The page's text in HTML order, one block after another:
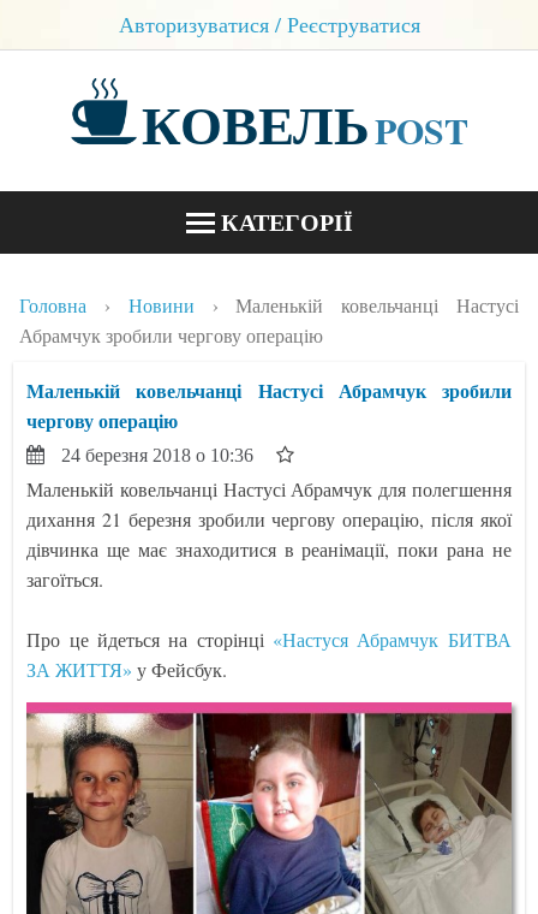
Авторизуватися / Реєструватися
КОВЕЛЬPOST
КАТЕГОРІЇ
БЛОГИ
КОНТАКТИ
Головна Новини
Маленькій ковельчанці Настусі
Абрамчук зробили чергову операцію
Маленькій ковельчанці Настусі Абрамчук зробили
чергову операцію
24 березня 2018 о 10:36
Маленькій ковельчанці Настусі Абрамчук для полегшення
дихання 21 березня зробили чергову операцію, після якої
дівчинка ще має знаходитися в реанімації, поки рана не
загоїться.
Про це йдеться на сторінці «Настуся Абрамчук БИТВА
ЗА ЖИТТЯ»у Фейсбук.